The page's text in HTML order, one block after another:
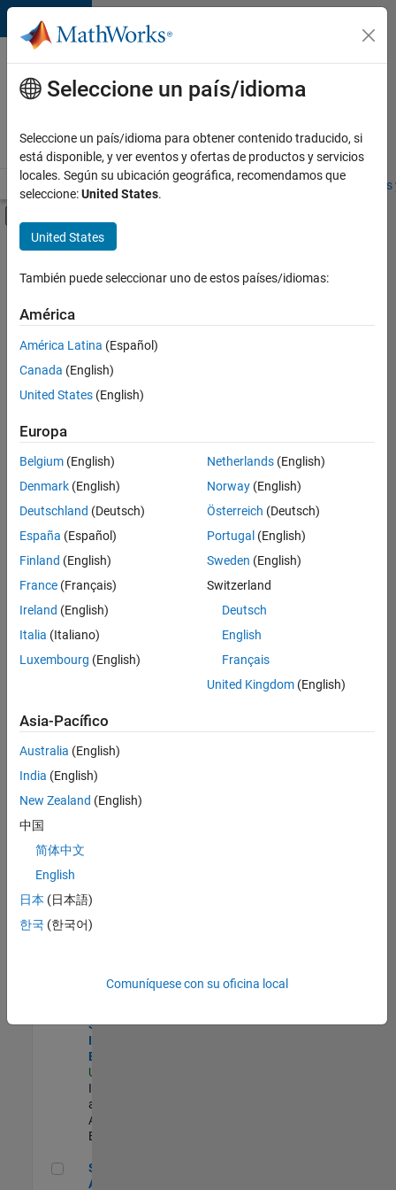
Saltar al contenido
Ofertas
de
empleo
MathWorks
Visión general Búsqueda de empleo Oficinas locales
Contenido principal
FILTRADO POR
Technical Sales Engineering
Product Marketing
Ordenar por
Guardar
empleos
seleccionados
No se
han
traducido
todos
los
empleos.
Busque
por
ubicación
todos
empleos
en su
zona.
Product Strategy Lead - Cloud & Ecosystem for Simulink
Ecosystem for
US-MA-Natick
Experimentado
Security
Infrastructure
Engineer
US-MA-Natick
Infrastructure
and
Architecture |
Experimentado
Senior Application Engineer - Aerospace - Control Systems
Senior
Application
Seleccione un país/idioma
Seleccione un país/idioma para obtener contenido traducido, si
está disponible, y ver eventos y ofertas de productos y servicios
locales. Según su ubicación geográfica, recomendamos que
seleccione:United States.
United States
También puede seleccionar uno de estos países/idiomas:
América
América Latina (Español)
Canada (English)
United States (English)
Europa
Belgium (English)
Denmark (English)
Deutschland (Deutsch)
España (Español)
Finland (English)
France (Français)
Ireland (English)
Italia (Italiano)
Luxembourg (English)
Netherlands(English)
Norway(English)
Österreich (Deutsch)
Portugal (English)
Sweden (English)
Switzerland
Deutsch
English
Français
United Kingdom(English)
Asia-Pacífico
Australia (English)
India (English)
New Zealand (English)
中国
简体中文
English
日本 (日本語)
한국 (한국어)
Comuníquese con su oficina local